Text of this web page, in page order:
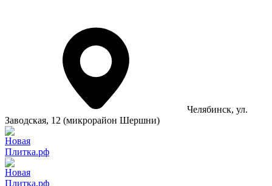
Челябинск, ул.
Заводская, 12 (микрорайон Шершни)